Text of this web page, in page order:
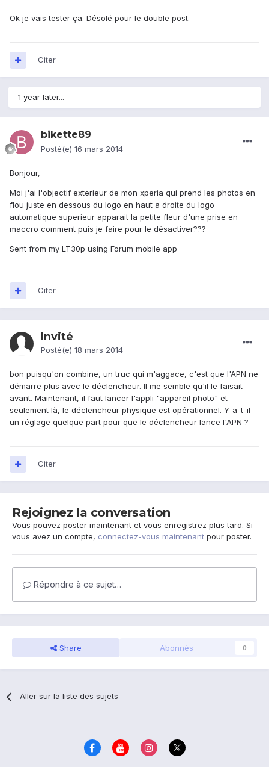
Ok je vais tester ça. Désolé pour le double post.
Citer
1 year later...
bikette89
Posté(e) 16 mars 2014
Bonjour,
Moi j'ai l'objectif exterieur de mon xperia qui prend les photos en
flou juste en dessous du logo en haut a droite du logo
automatique superieur apparait la petite fleur d'une prise en
maccro comment puis je faire pour le désactiver???
Sent from my LT30p using Forum mobile app
Citer
Invité
Posté(e) 18 mars 2014
bon puisqu'on combine, un truc qui m'aggace, c'est que l'APN ne
démarre plus avec le déclencheur. Il me semble qu'il le faisait
avant. Maintenant, il faut lancer l'appli "appareil photo" et
seulement là, le déclencheur physique est opérationnel. Y-a-t-il
un réglage quelque part pour que le déclencheur lance l'APN ?
Citer
Rejoignez la conversation
Vous pouvez poster maintenant et vous enregistrez plus tard. Si
vous avez un compte, connectez-vous maintenant pour poster.
Répondre à ce sujet…
Share Abonnés 0
Aller sur la liste des sujets